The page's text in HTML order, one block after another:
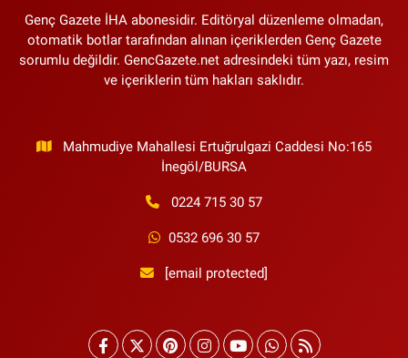
Genç Gazete İHA abonesidir. Editöryal düzenleme olmadan,
otomatik botlar tarafından alınan içeriklerden Genç Gazete
sorumlu değildir. GencGazete.net adresindeki tüm yazı, resim
ve içeriklerin tüm hakları saklıdır.
Mahmudiye Mahallesi Ertuğrulgazi Caddesi No:165
İnegöl/BURSA
0224 715 30 57
0532 696 30 57
[email protected]